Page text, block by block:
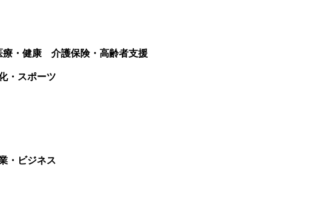
療・健康
介護保険・高齢者支援
・スポーツ
・ビジネス